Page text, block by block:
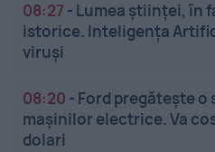
08:27 - Lumea științei, în
istorice. Inteligența
viruși
08:20 - Ford pregătește o
mașinilor electrice. Va
dolari